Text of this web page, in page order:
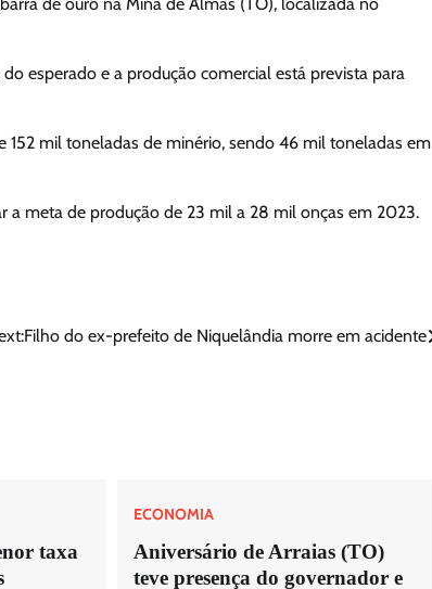
de ouro na Mina de Almas (TO), localizada no
esperado e a produção comercial está prevista para
mil toneladas de minério, sendo 46 mil toneladas em
a meta de produção de 23 mil a 28 mil onças em 2023.
Filho do ex-prefeito de Niquelândia morre em acidente
taxa
ECONOMIA
Aniversário de Arraias (TO)
teve presença do governador e